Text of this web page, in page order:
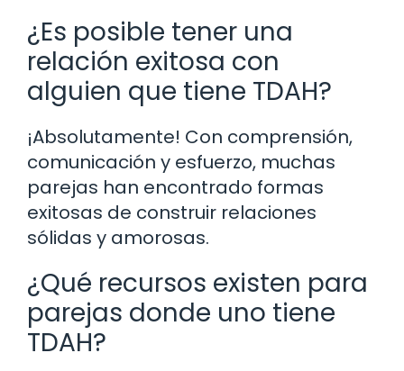
¿Es posible tener una
relación exitosa con
alguien que tiene TDAH?
¡Absolutamente! Con comprensión,
comunicación y esfuerzo, muchas
parejas han encontrado formas
exitosas de construir relaciones
sólidas y amorosas.
¿Qué recursos existen para
parejas donde uno tiene
TDAH?